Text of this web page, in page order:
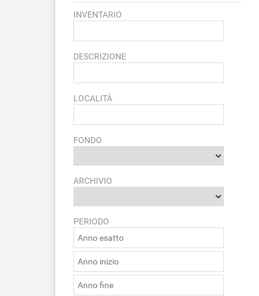
INVENTARIO
DESCRIZIONE
LOCALITÀ
FONDO
ARCHIVIO
PERIODO